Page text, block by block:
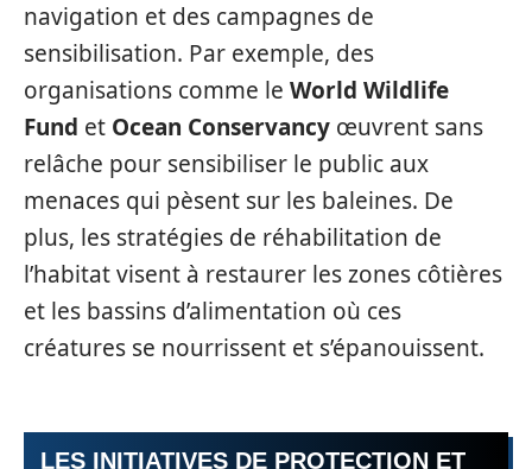
navigation et des campagnes de
sensibilisation. Par exemple, des
organisations comme le World Wildlife
Fund et Ocean Conservancy œuvrent sans
relâche pour sensibiliser le public aux
menaces qui pèsent sur les baleines. De
plus, les stratégies de réhabilitation de
l’habitat visent à restaurer les zones côtières
et les bassins d’alimentation où ces
créatures se nourrissent et s’épanouissent.
LES INITIATIVES DE PROTECTION ET